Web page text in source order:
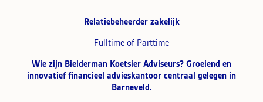
Relatiebeheerder zakelijk
Fulltime of Parttime
Wie zijn Bielderman Koetsier Adviseurs? Groeiend en
innovatief financieel advieskantoor centraal gelegen in
Barneveld.